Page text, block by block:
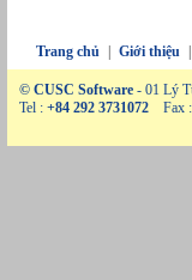
Trang chủ Giới thiệu
© CUSC Software - 01 Lý
Tel : +84 292 3731072 Fax :